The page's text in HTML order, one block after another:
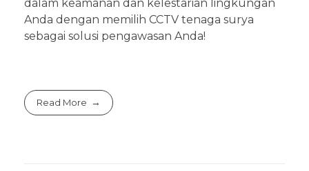
dalam keamanan dan kelestarian lingkungan
Anda dengan memilih CCTV tenaga surya
sebagai solusi pengawasan Anda!
Read More